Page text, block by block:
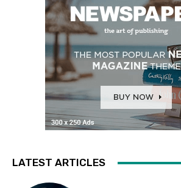
LATEST ARTICLES